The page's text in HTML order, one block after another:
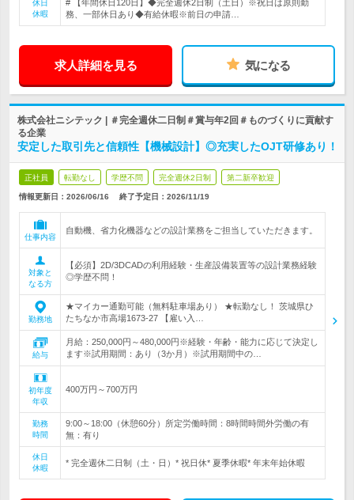
休日
休暇
# 【年間休日120日】◆完全週休2日制（土日）※祝日は原則勤
務、一部休日あり◆有給休暇※前日の申請…
求人詳細を見る 気になる
株式会社ニシテック | ＃完全週休二日制＃賞与年2回＃ものづくりに貢献す
る企業
安定した取引先と信頼性【機械設計】◎充実したOJT研修あり！
正社員 転勤なし 学歴不問 完全週休2日制 第二新卒歓迎
情報更新日：2026/06/16 終了予定日： 2026/11/19
仕事内容
自動機、省力化機器などの設計業務をご担当していただきます。
対象と
なる方
【必須】2D/3DCADの利用経験・生産設備装置等の設計業務経験
◎学歴不問！
勤務地
★マイカー通勤可能（無料駐車場あり） ★転勤なし！ 茨城県ひ
たちなか市高場1673-27 【雇い入…
給与
月給：250,000円～480,000円※経験・年齢・能力に応じて決定し
ます※試用期間：あり（3か月）※試用期間中の…
初年度
年収
400万円～700万円
勤務
時間
9:00～18:00（休憩60分）所定労働時間：8時間時間外労働の有
無：有り
休日
休暇
* 完全週休二日制（土・日）* 祝日休* 夏季休暇* 年末年始休暇